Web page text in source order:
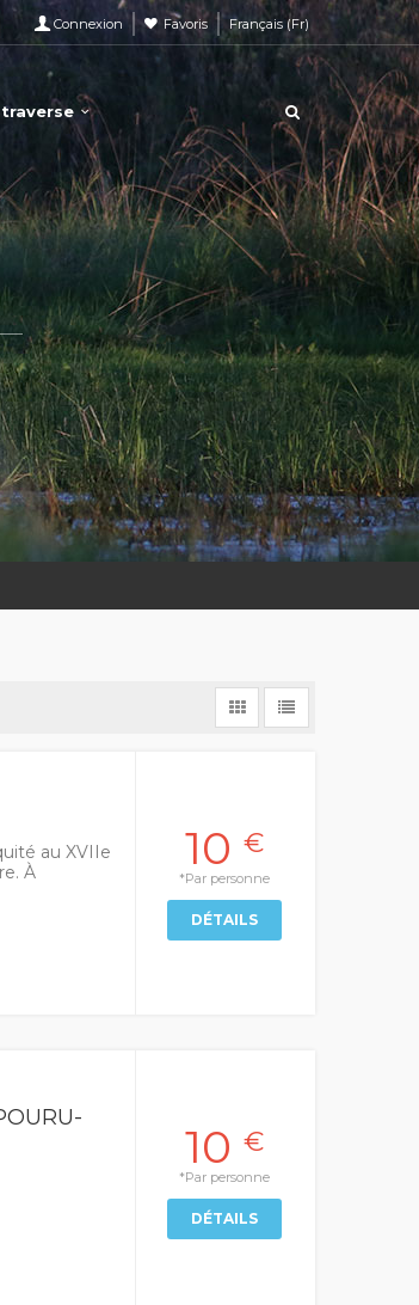
Connexion Favoris Français (Fr)
au XVIIe
À
10€
*Par personne
DÉTAILS
10€
*Par personne
DÉTAILS